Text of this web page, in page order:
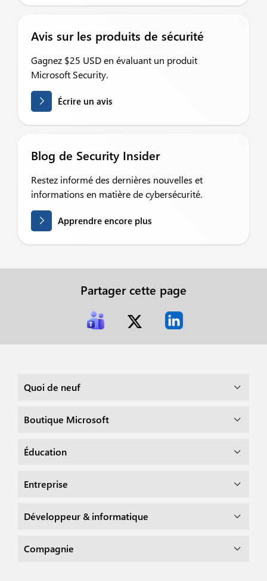
Avis sur les produits de sécurité
Gagnez $25 USD en évaluant un produit
Microsoft Security.
Écrire un avis
Blog de Security Insider
Restez informé des dernières nouvelles et
informations en matière de cybersécurité.
Apprendre encore plus
Partager cette page
Quoi de neuf
Boutique Microsoft
Éducation
Entreprise
Développeur & informatique
Compagnie